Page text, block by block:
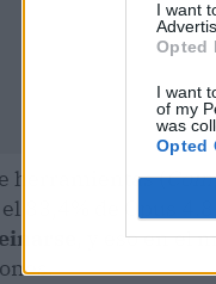
I want
Opted
I want
of my
was
Opted
herramientas (
83,4% de Opus 4.8.
, y eso en el